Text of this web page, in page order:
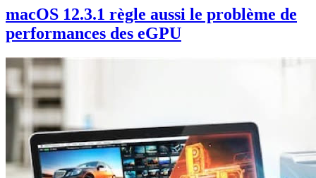
macOS 12.3.1 règle aussi le problème de
performances des eGPU